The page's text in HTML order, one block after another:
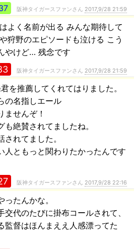
阪神タイガースファンさん 2017,9/28 21:59
よく名前が出る みんな期待して
狩野のエピソードも泣ける こう
やけど… 残念です
阪神タイガースファンさん 2017,9/28 21:59
を推薦してくれてはりました。
の名指しエール
ませんぞ！
も絶賛されてましたね。
されてました。
人ともっと関わりたかったんです
阪神タイガースファンさん 2017,9/28 22:16
たんかな。
交代のたびに掛布コールされて、
監督はほんまええ人感漂ってた